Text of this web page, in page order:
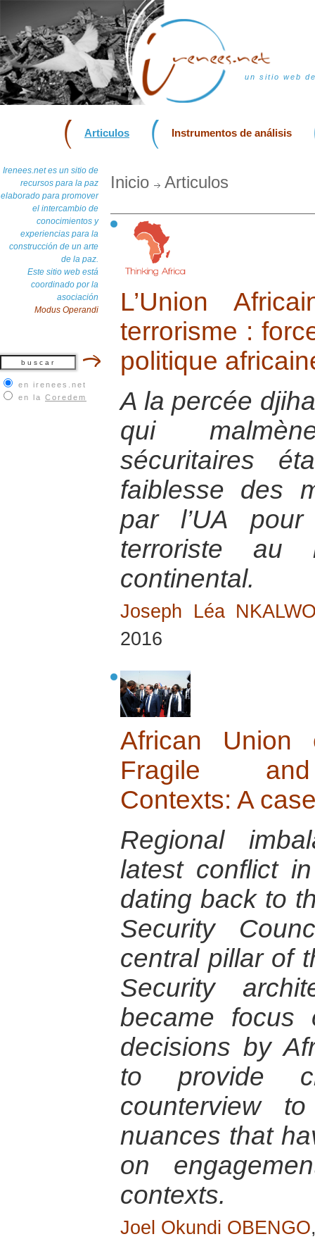
un sitio web
Articulos Instrumentos de análisis
Irenees.net es un sitio de
recursos para la paz
elaborado para promover
el intercambio de
conocimientos y
experiencias para la
construcción de un arte
de la paz.
Este sitio web está
coordinado por la
asociación
Modus Operandi
en irenees.net
en la Coredem
Inicio Articulos
L’Union
terrorisme :
politique
A la percée
qui
sécuritaires
faiblesse des
par l’UA
terroriste au
continental.
Joseph Léa
2016
African Union
Fragile and
Contexts: A
Regional
latest conflict
dating back to
Security
central pillar of
Security
became focus
decisions by
to provide
counterview
nuances that
on
contexts.
Joel Okundi OBENGO